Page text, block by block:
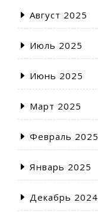
Август 2025
Июль 2025
Июнь 2025
Март 2025
Февраль 2025
Январь 2025
Декабрь 2024